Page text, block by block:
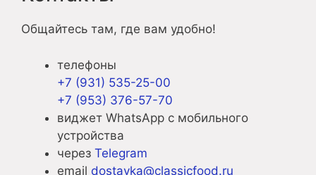
Общайтесь там, где вам удобно!
телефоны
+7 (931) 535-25-00
+7 (953) 376-57-70
виджет WhatsApp с мобильного
устройства
через Telegram
email dostavka@classicfood.ru